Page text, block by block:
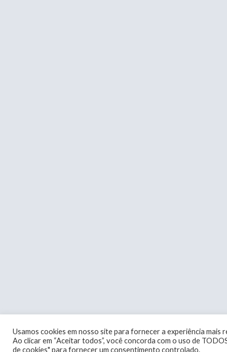
Usamos cookies em nosso site para fornecer a experiência
Ao clicar em “Aceitar todos”, você concorda com o uso de
de cookies" para fornecer um consentimento controlado.